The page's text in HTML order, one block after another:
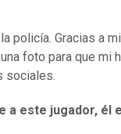
policía. Gracias a
foto para que mi
sociales.
a este jugador, él